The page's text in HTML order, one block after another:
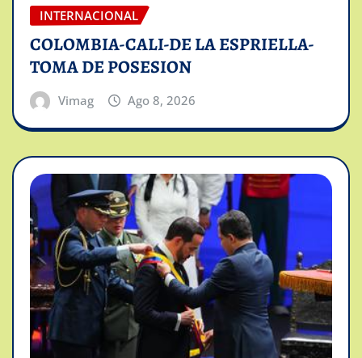
INTERNACIONAL
COLOMBIA-CALI-DE LA ESPRIELLA-
TOMA DE POSESION
Vimag Ago 8, 2026